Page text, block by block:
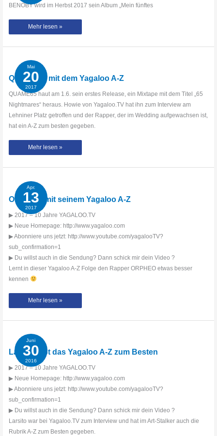
BENOBY wird im Herbst 2017 sein Album „Mein fünftes
BENOBY
dem
A-
Gast
im
Roberta
Mehr lesen »
Mai
20
2017
QUAME65 mit dem Yagaloo A-Z
QUAME65 haut am 1.6. sein erstes Release, ein Mixtape mit dem Titel „65
Nightmares“ heraus. Howie von Yagaloo.TV hat ihn zum Interview am
Lehniner Platz getroffen und der Rapper, der im Wedding aufgewachsen ist,
hat ein A-Z zum besten gegeben.
QUAME65
A-
Mehr lesen »
Apr.
13
2017
ORPHEO mit seinem Yagaloo A-Z
▶ 2017 – 10 Jahre YAGALOO.TV
▶ Neue Homepage: http://www.yagaloo.com
▶ Abonniere uns jetzt: http://www.youtube.com/yagalooTV?
sub_confirmation=1
▶ Du willst auch in die Sendung? Dann schick mir dein Video ?
Lernt in dieser Yagaloo A-Z Folge den Rapper ORPHEO etwas besser
kennen
ORPHEO
seinem
A-
Mehr lesen »
Juni
30
2016
Larsito gibt das Yagaloo A-Z zum Besten
▶ 2017 – 10 Jahre YAGALOO.TV
▶ Neue Homepage: http://www.yagaloo.com
▶ Abonniere uns jetzt: http://www.youtube.com/yagalooTV?
sub_confirmation=1
▶ Du willst auch in die Sendung? Dann schick mir dein Video ?
Larsito war bei Yagaloo.TV zum Interview und hat im Art-Stalker auch die
Rubrik A-Z zum Besten gegeben.